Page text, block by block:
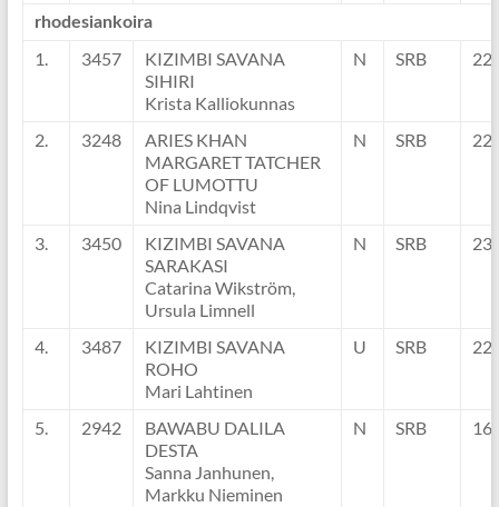
rhodesiankoira
1. 3457
KIZIMBI SAVANA
SIHIRI
Krista Kalliokunnas
N SRB
2. 3248
ARIES KHAN
MARGARET TATCHER
OF LUMOTTU
Nina Lindqvist
N SRB
3. 3450
KIZIMBI SAVANA
SARAKASI
Catarina Wikström,
Ursula Limnell
N SRB
4. 3487
KIZIMBI SAVANA
ROHO
Mari Lahtinen
U SRB
5. 2942
BAWABU DALILA
DESTA
Sanna Janhunen,
Markku Nieminen
N SRB